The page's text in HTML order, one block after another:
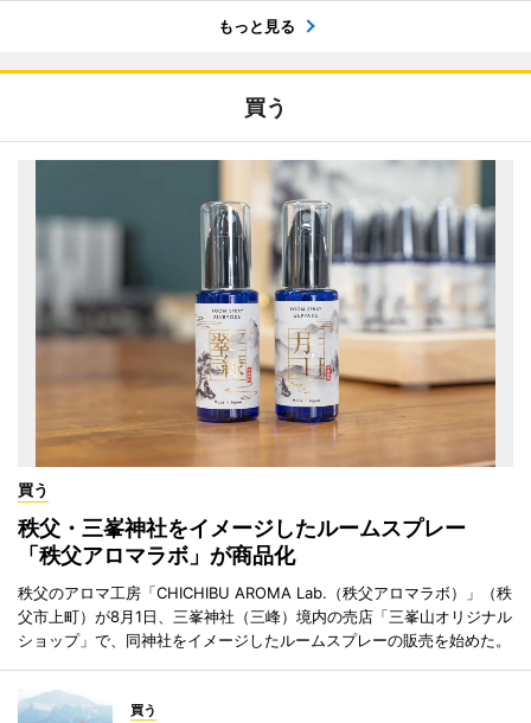
もっと見る
買う
買う
秩父・三峯神社をイメージしたルームスプレー
「秩父アロマラボ」が商品化
秩父のアロマ工房「CHICHIBU AROMA Lab.（秩父アロマラボ）」（秩
父市上町）が8月1日、三峯神社（三峰）境内の売店「三峯山オリジナル
ショップ」で、同神社をイメージしたルームスプレーの販売を始めた。
買う